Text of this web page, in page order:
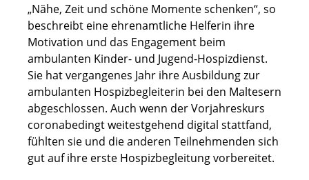
„Nähe, Zeit und schöne Momente schenken“, so
beschreibt eine ehrenamtliche Helferin ihre
Motivation und das Engagement beim
ambulanten Kinder- und Jugend-Hospizdienst.
Sie hat vergangenes Jahr ihre Ausbildung zur
ambulanten Hospizbegleiterin bei den Maltesern
abgeschlossen. Auch wenn der Vorjahreskurs
coronabedingt weitestgehend digital stattfand,
fühlten sie und die anderen Teilnehmenden sich
gut auf ihre erste Hospizbegleitung vorbereitet.